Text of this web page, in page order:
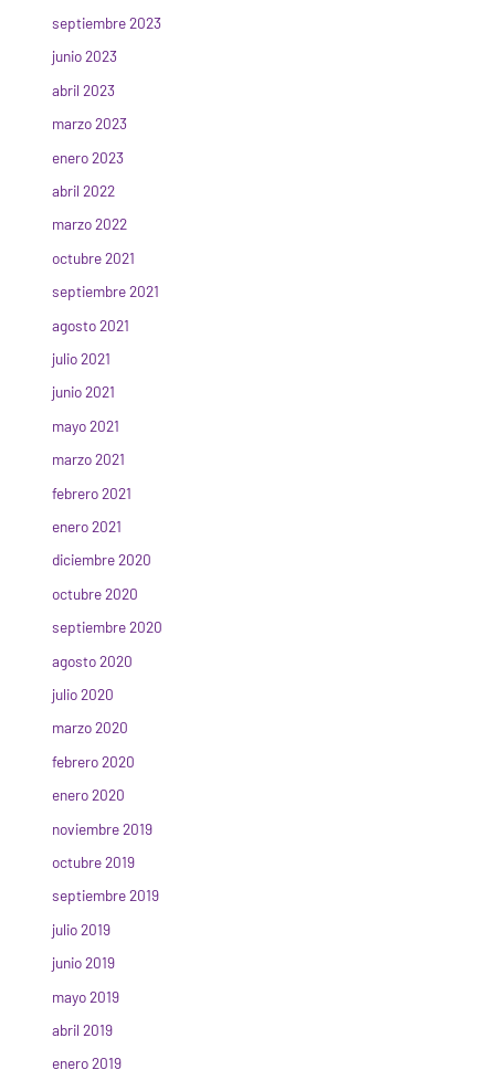
septiembre 2023
junio 2023
abril 2023
marzo 2023
enero 2023
abril 2022
marzo 2022
octubre 2021
septiembre 2021
agosto 2021
julio 2021
junio 2021
mayo 2021
marzo 2021
febrero 2021
enero 2021
diciembre 2020
octubre 2020
septiembre 2020
agosto 2020
julio 2020
marzo 2020
febrero 2020
enero 2020
noviembre 2019
octubre 2019
septiembre 2019
julio 2019
junio 2019
mayo 2019
abril 2019
enero 2019